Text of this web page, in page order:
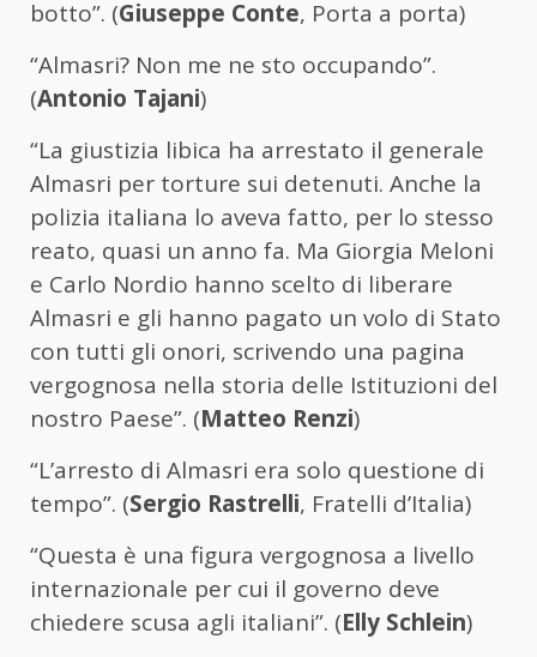
botto”. (Giuseppe Conte, Porta a porta)
“Almasri? Non me ne sto occupando”.
(Antonio Tajani)
“La giustizia libica ha arrestato il generale
Almasri per torture sui detenuti. Anche la
polizia italiana lo aveva fatto, per lo stesso
reato, quasi un anno fa. Ma Giorgia Meloni
e Carlo Nordio hanno scelto di liberare
Almasri e gli hanno pagato un volo di Stato
con tutti gli onori, scrivendo una pagina
vergognosa nella storia delle Istituzioni del
nostro Paese”. (Matteo Renzi)
“L’arresto di Almasri era solo questione di
tempo”. (Sergio Rastrelli, Fratelli d’Italia)
“Questa è una figura vergognosa a livello
internazionale per cui il governo deve
chiedere scusa agli italiani”. (Elly Schlein)